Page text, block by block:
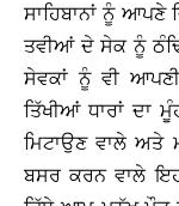
ਸਾਹਿਬਾਨਾਂ ਨੂੰ
ਤਵੀਆਂ ਦੇ ਸੇਕ ਨੂੰ
ਸੇਵਕਾਂ ਨੂੰ ਵੀ
ਤਿੱਖੀਆਂ ਧਾਰਾਂ ਦਾ
ਮਿਟਾਉਣ ਵਾਲੇ
ਬਸਰ ਕਰਨ ਵਾਲੇ